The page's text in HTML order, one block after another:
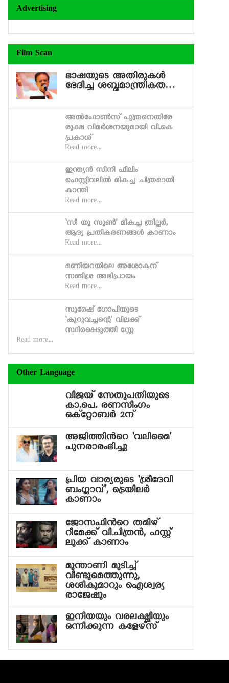
Advertising
Film Scan
ഭാഷയുടെ അതിരുകള്‍
ഭേദിച്ച ശബ്ദമാന്ത്രികത…
അല്‍ഫോണ്‍സ് പുത്രനെതിരേ
രൂക്ഷ വിമര്‍ശനയുമായി വി.കെ
പ്രകാശ്
Read more...
ഇന്ത്യന്‍ സിനി ഫിലിം
ഫെസ്റ്റിവലില്‍ മികച്ച ചിത്രമായി
കാന്തി
Read more...
‘സീ യൂ സൂണ്‍’ മികച്ച ത്രില്ലര്‍,
ആദ്യ പ്രതികരണങ്ങള്‍ കാണാം
Read more...
മണിയറയിലെ അശോകന്
സമ്മിശ്ര അഭിപ്രായം
Read more...
സുരേഷ് ഗോപിയുടെ
‘കുറുവച്ചന്റെ’ വിലക്ക്
സ്ഥിരപ്പെടുത്തി സ്റ്റേ
Read more...
Other Language
വിജയ് സേതുപതിയുടെ
കാ.പെ. രണസിംഗം
ഒക്റ്റോബര്‍ 2ന്
അജിത്തിന്‍റെ ‘വലിമൈ’
പുനരാരംഭിച്ചു
പ്രിയ വാര്യരുടെ ‘ശ്രീദേവി
ബംഗ്ലാവ്’, ട്രെയിലർ
കാണാം
ജോസഫിന്‍റെ തമിഴ്
റീമേക്ക് വിചിത്രന്‍, ഫസ്റ്റ്
ലുക്ക് കാണാം
മുന്താണി മുടിച്ച്
വീണ്ടുമെത്തുന്നു,
ശശികുമാറും ഐശ്വര്യ
രാജേഷും
ഇനിയയും വരലക്ഷ്മിയും
ഒന്നിക്കുന്ന കളേഴ്‍സ്